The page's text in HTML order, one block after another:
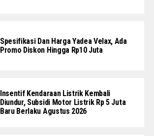
Spesifikasi Dan Harga Yadea Velax, Ada
Promo Diskon Hingga Rp10 Juta
Insentif Kendaraan Listrik Kembali
Diundur, Subsidi Motor Listrik Rp 5 Juta
Baru Berlaku Agustus 2026